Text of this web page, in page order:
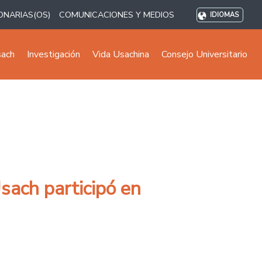
COMUNICACIONES Y MEDIOS IDIOMAS
Investigación Vida Usachina Consejo Universitario
participó en